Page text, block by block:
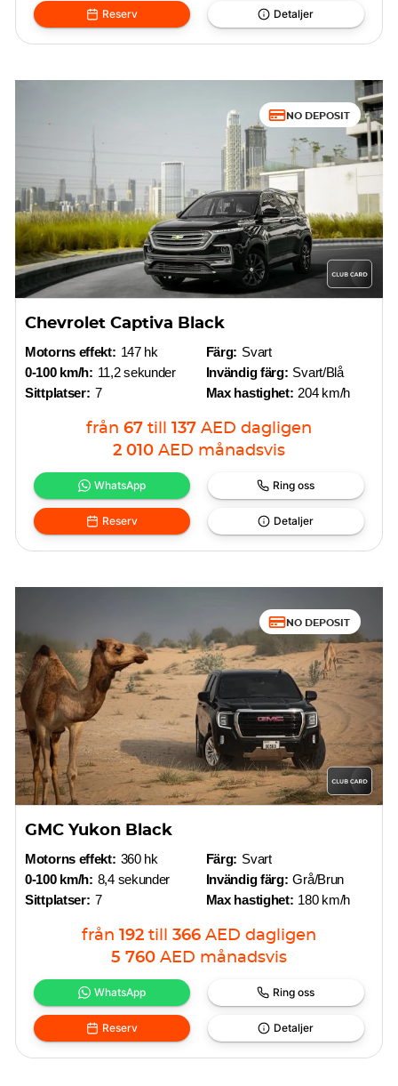
Reserv Detaljer
NO DEPOSIT
Chevrolet Captiva Black
Motorns effekt: 147 hk
0-100 km/h: 11,2 sekunder
Sittplatser: 7
Färg: Svart
Invändig färg: Svart/Blå
Max hastighet: 204 km/h
från 67 till 137 AED dagligen
2 010 AED månadsvis
WhatsApp Ring oss
Reserv Detaljer
NO DEPOSIT
GMC Yukon Black
Motorns effekt: 360 hk
0-100 km/h: 8,4 sekunder
Sittplatser: 7
Färg: Svart
Invändig färg: Grå/Brun
Max hastighet: 180 km/h
från 192 till 366 AED dagligen
5 760 AED månadsvis
WhatsApp Ring oss
Reserv Detaljer